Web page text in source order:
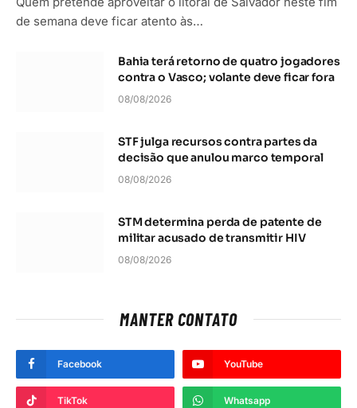
de semana deve ficar atento às…
Bahia terá retorno de quatro jogadores
contra o Vasco; volante deve ficar fora
08/08/2026
STF julga recursos contra partes da
decisão que anulou marco temporal
08/08/2026
STM determina perda de patente de
militar acusado de transmitir HIV
08/08/2026
MANTER CONTATO
Facebook YouTube
TikTok Whatsapp